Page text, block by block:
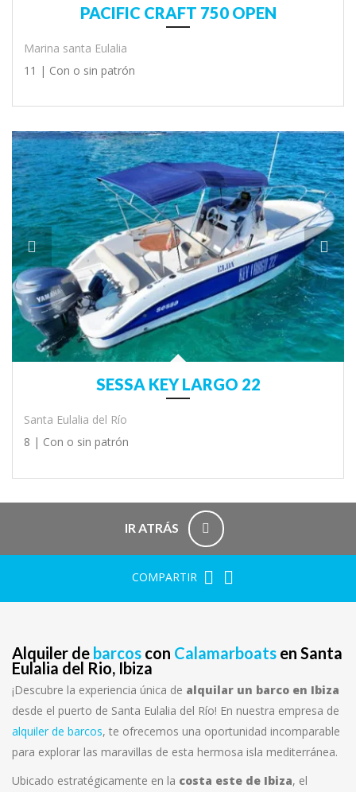
PACIFIC CRAFT 750 OPEN
Marina santa Eulalia
11 | Con o sin patrón
SESSA KEY LARGO 22
Santa Eulalia del Río
8 | Con o sin patrón
IR ATRÁS
COMPARTIR
Alquiler de barcos con Calamarboats en Santa
Eulalia del Rio, Ibiza
¡Descubre la experiencia única de alquilar un barco en Ibiza
desde el puerto de Santa Eulalia del Río! En nuestra empresa de
alquiler de barcos, te ofrecemos una oportunidad incomparable
para explorar las maravillas de esta hermosa isla mediterránea.
Ubicado estratégicamente en la costa este de Ibiza, el